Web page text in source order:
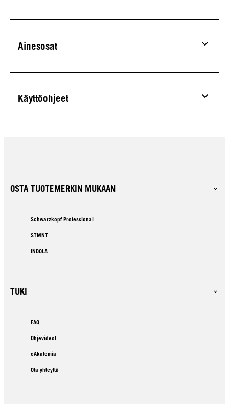
Ainesosat
Käyttöohjeet
OSTA TUOTEMERKIN MUKAAN
Schwarzkopf Professional
STMNT
INDOLA
TUKI
FAQ
Ohjevideot
eAkatemia
Ota yhteyttä